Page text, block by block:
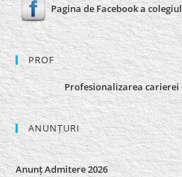
Pagina de Facebook a
PROF
Profesionalizarea carierei
ANUNȚURI
Anunț Admitere 2026